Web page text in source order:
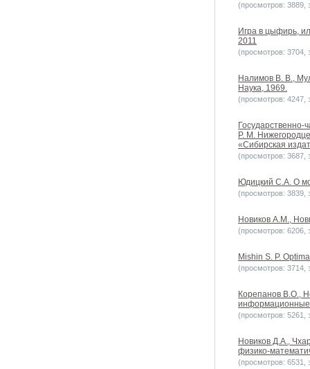
(просмотров: 3889,
Игра в цыфирь,
2011
(просмотров: 3704,
Налимов В. В.,
Наука, 1969.
(просмотров: 4247,
Государственно-
Р. М.
«Сибирская
(просмотров: 3687,
Юдицкий С.А. О
(просмотров: 3839,
Новиков А.М.,
(просмотров: 6206,
Mishin S. P.
(просмотров: 3714,
Корепанов В.О.,
информационные
(просмотров: 5261,
Новиков Д.А.,
физико-
(просмотров: 6531,